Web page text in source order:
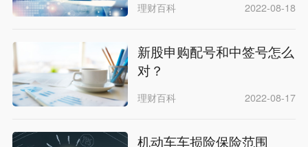
理财百科 2022-08-18
新股申购配号和中签号怎么
对？
理财百科 2022-08-17
机动车车损险保险范围